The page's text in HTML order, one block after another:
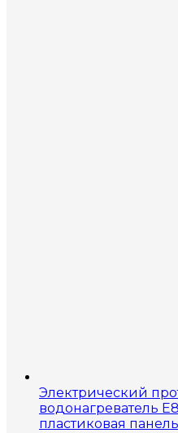
Электрический
водонагреватель
пластиковая панель